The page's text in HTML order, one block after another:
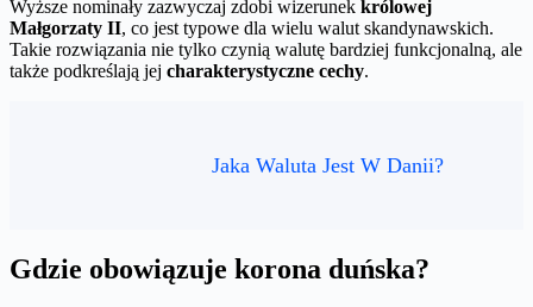
Wyższe nominały zazwyczaj zdobi wizerunek królowej
Małgorzaty II, co jest typowe dla wielu walut skandynawskich.
Takie rozwiązania nie tylko czynią walutę bardziej funkcjonalną, ale
także podkreślają jej charakterystyczne cechy.
Jaka Waluta Jest W Danii?
Gdzie obowiązuje korona duńska?